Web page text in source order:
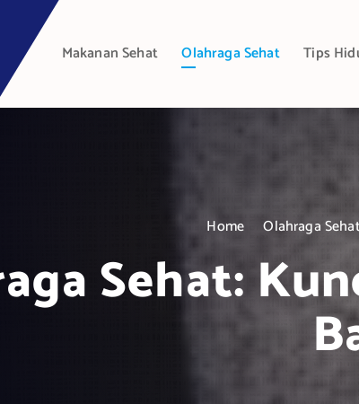
Makanan Sehat Olahraga Sehat Tips
Home Olahraga
Sehat: